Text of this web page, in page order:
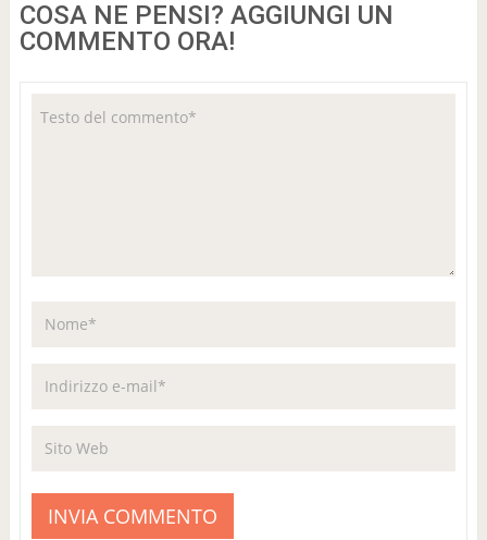
COSA NE PENSI? AGGIUNGI UN
COMMENTO ORA!